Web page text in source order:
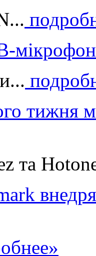
тижня
та